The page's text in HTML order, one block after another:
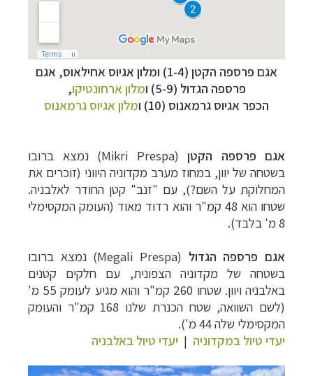
אגם פרספה הקטן (1-4) ומלון אגיוס אחילאוס, אגם
פרספה הגדול (5-9) ו
מלון ארחונטיקו,
הכפר אגיוס גרמאנוס (10) ו
מלון אגיוס גרמאנוס
אגם פרספה הקטן (
Mikri Prespa) נמצא ברובו
בשטחה של יוון, במחוז מערב מקדוניה היווני (זוכרים את
המחלוקת על השם?), עם "זנב" קטן החודר לאלבניה.
שטחו הוא 48 קמ"ר והוא רדוד מאוד (העומק המקסימלי
8 מ' בלבד).
אגם פרספה הגדול (
Megali Prespa) נמצא ברובו
בשטחה של מקדוניה הצפונית, עם חלקים קטנים
באלבניה ויוון. שטחו 260 קמ"ר והוא מגיע לעומק 55 מ'
(לשם השוואה, שטח הכנרת שלנו 168 קמ"ר והעומק
המקסימלי שלה 44 מ').
יעדי טיול במקדוניה | יעדי טיול באלבניה
מסלולים מוכנים ב-11 יעדים –לחצו לבחירת המסלול